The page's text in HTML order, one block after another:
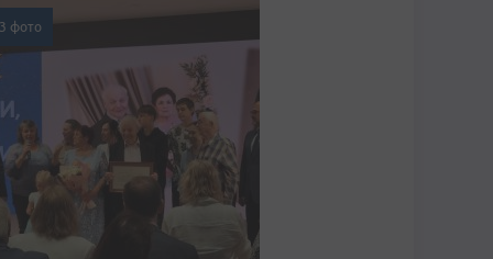
фото